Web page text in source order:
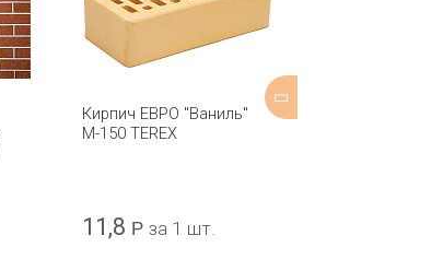
Кирпич ЕВРО "Ваниль"
М-150 TEREX
11,8 Р за 1 шт.